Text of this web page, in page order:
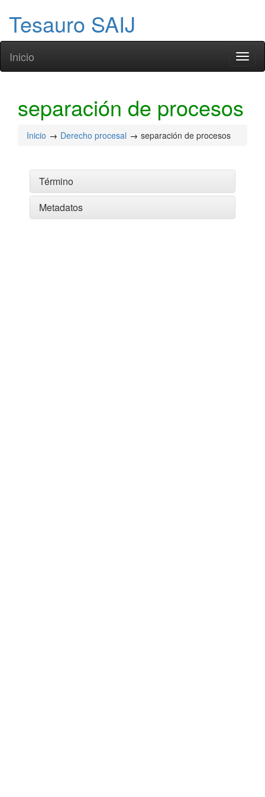
Tesauro SAIJ
Inicio
separación de procesos
Inicio Derecho procesal separación de procesos
Término
Metadatos